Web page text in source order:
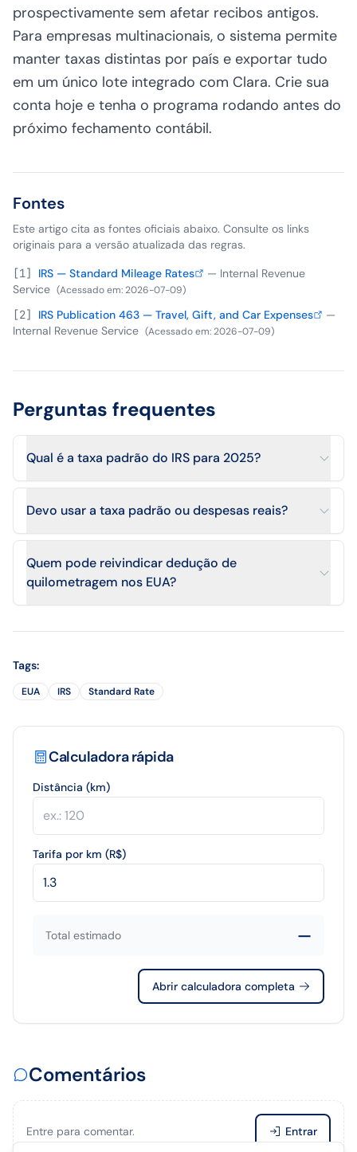
prospectivamente sem afetar recibos antigos.
Para empresas multinacionais, o sistema permite
manter taxas distintas por país e exportar tudo
em um único lote integrado com Clara. Crie sua
conta hoje e tenha o programa rodando antes do
próximo fechamento contábil.
Fontes
Este artigo cita as fontes oficiais abaixo. Consulte os links
originais para a versão atualizada das regras.
[1 ] IRS — Standard Mileage Rates — Internal Revenue
Service (Acessado em:2026-07-09)
[2] IRS Publication 463 — Travel, Gift, and Car Expenses
—
Internal Revenue Service (Acessado em:2026-07-09)
Perguntas frequentes
Qual é a taxa padrão do IRS para 2025?
Devo usar a taxa padrão ou despesas reais?
Quem pode reivindicar dedução de
quilometragem nos EUA?
Tags:
EUA IRS Standard Rate
Calculadora rápida
Distância (km)
Tarifa por km (R$)
Total estimado —
Abrir calculadora completa
Comentários
Entre para comentar. Entrar